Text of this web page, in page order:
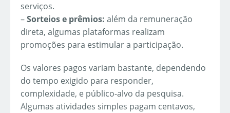
serviços.
–Sorteios e prêmios: além da remuneração
direta, algumas plataformas realizam
promoções para estimular a participação.
Os valores pagos variam bastante, dependendo
do tempo exigido para responder,
complexidade, e público-alvo da pesquisa.
Algumas atividades simples pagam centavos,